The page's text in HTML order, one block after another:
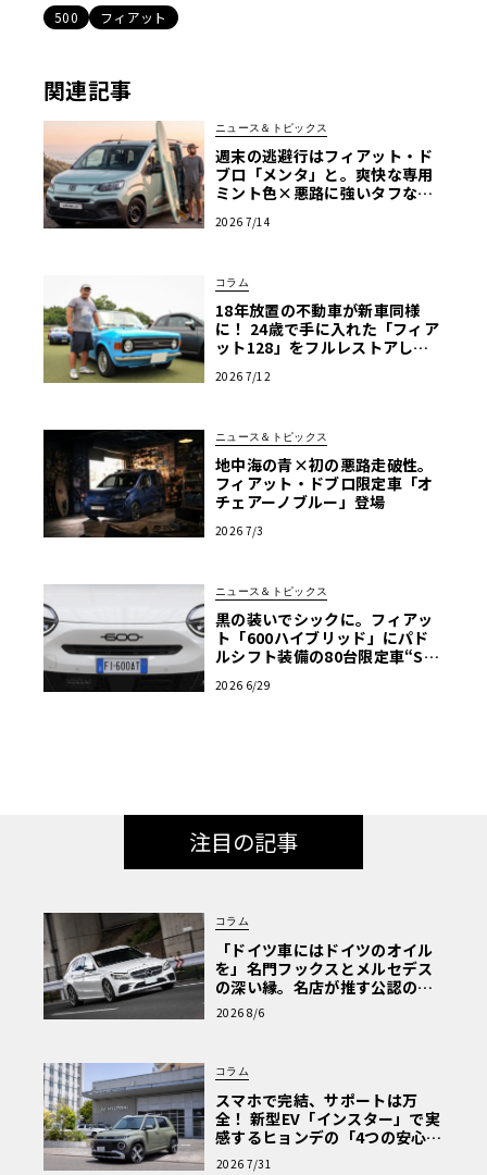
500 フィアット
関連記事
ニュース＆トピックス
週末の逃避行はフィアット・ド
ブロ「メンタ」と。爽快な専用
ミント色×悪路に強いタフなMP
2026 7/14
コラム
18年放置の不動車が新車同様
に！ 24歳で手に入れた「フィア
ット128」をフルレストアした
2026 7/12
ニュース＆トピックス
地中海の青×初の悪路走破性。
フィアット・ドブロ限定車「オ
チェアーノブルー」登場
2026 7/3
ニュース＆トピックス
黒の装いでシックに。フィアッ
ト「600ハイブリッド」にパド
ルシフト装備の80台限定車“Sp
2026 6/29
注目の記事
コラム
「ドイツ車にはドイツのオイル
を」名門フックスとメルセデス
の深い縁。名店が推す公認の安
心と、Cクラスで味わうシルキー
な走り〈PR〉
2026 8/6
コラム
スマホで完結、サポートは万
全！ 新型EV「インスター」で実
感するヒョンデの「4つの安心」
【第1回・ヒョンデ6つの疑問：
2026 7/31